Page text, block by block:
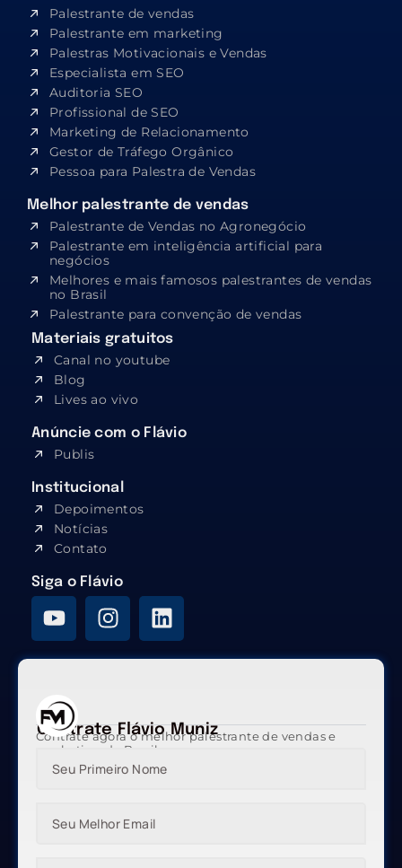
Palestrante de vendas
Palestrante em marketing
Palestras Motivacionais e Vendas
Especialista em SEO​
Auditoria SEO
Profissional de SEO
Marketing de Relacionamento
Gestor de Tráfego Orgânico
Pessoa para Palestra de Vendas
Melhor palestrante de vendas
Palestrante de Vendas no Agronegócio
Palestrante em inteligência artificial para
negócios
Melhores e mais famosos palestrantes de vendas
no Brasil
Palestrante para convenção de vendas
Materiais gratuitos
Canal no youtube
Blog
Lives ao vivo
Anúncie com o Flávio
Publis
Institucional
Depoimentos
Notícias
Contato
Siga o Flávio
Contrate Flávio Muniz
Contrate agora o melhor palestrante de vendas e
marketing do Brasil